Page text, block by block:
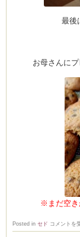
最後
お母さんに
※まだ空
Posted in セド 5コメントを